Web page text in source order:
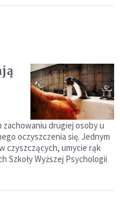
drugiej osoby u
oczyszczenia się. Jednym
czyszczących, umycie rąk
Szkoły Wyższej Psychologii